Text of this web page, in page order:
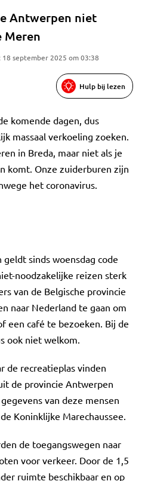
Antwerpen niet
Meren
18 september 2025 om 03:38
Hulp bij lezen
komende dagen, dus
massaal verkoeling zoeken.
in Breda, maar niet als je
komt. Onze zuiderburen zijn
het coronavirus.
sinds woensdag code
noodzakelijke reizen sterk
van de Belgische provincie
naar Nederland te gaan om
een café te bezoeken. Bij de
ook niet welkom.
de recreatieplas vinden
de provincie Antwerpen
van deze mensen
Koninklijke Marechaussee.
de toegangswegen naar
voor verkeer. Door de 1,5
ruimte beschikbaar en op